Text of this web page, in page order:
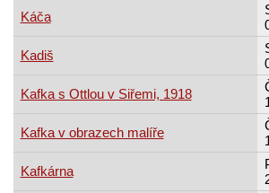
Káča
Kadiš
Kafka s Ottlou v Siřemi, 1918
Kafka v obrazech malíře
Kafkárna